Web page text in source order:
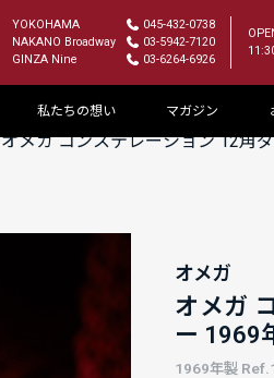
YOKOHAMA
045-432-0738
NAKANO Broadway
03-5942-7120
GINZA Nine
03-6264-6926
私たちの想い マガジン
オメガ コンステレーション 12角
オメガ
オメガ
ー 1969
1969年製